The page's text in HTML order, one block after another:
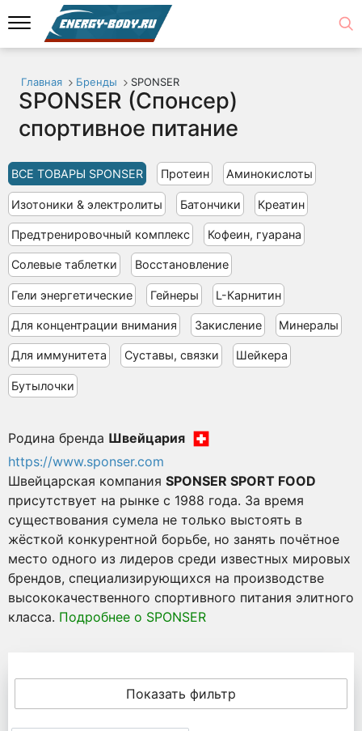
Главная Бренды SPONSER
SPONSER (Спонсер)
спортивное питание
ВСЕ ТОВАРЫ SPONSER Протеин Аминокислоты
Изотоники & электролиты Батончики Креатин
Предтренировочный комплекс Кофеин, гуарана
Солевые таблетки Восстановление
Гели энергетические Гейнеры L-Карнитин
Для концентрации внимания Закисление Минералы
Для иммунитета Суставы, связки Шейкера
Бутылочки
Родина бренда Швейцария
https://www.sponser.com
Швейцарская компания SPONSER SPORT FOOD
присутствует на рынке с 1988 года. За время
существования сумела не только выстоять в
жёсткой конкурентной борьбе, но занять почётное
место одного из лидеров среди известных мировых
брендов, специализирующихся на производстве
высококачественного спортивного питания элитного
класса. Подробнее о SPONSER
Показать фильтр